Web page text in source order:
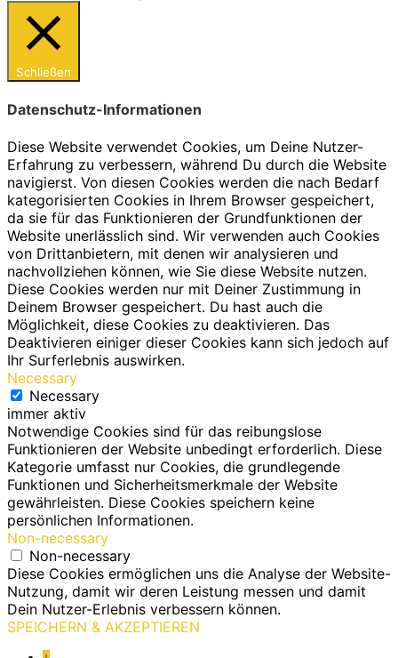
Schließen
Datenschutz-Informationen
Diese Website verwendet Cookies, um Deine Nutzer-
Erfahrung zu verbessern, während Du durch die Website
navigierst. Von diesen Cookies werden die nach Bedarf
kategorisierten Cookies in Ihrem Browser gespeichert,
da sie für das Funktionieren der Grundfunktionen der
Website unerlässlich sind. Wir verwenden auch Cookies
von Drittanbietern, mit denen wir analysieren und
nachvollziehen können, wie Sie diese Website nutzen.
Diese Cookies werden nur mit Deiner Zustimmung in
Deinem Browser gespeichert. Du hast auch die
Möglichkeit, diese Cookies zu deaktivieren. Das
Deaktivieren einiger dieser Cookies kann sich jedoch auf
Ihr Surferlebnis auswirken.
Necessary
Necessary
immer aktiv
Notwendige Cookies sind für das reibungslose
Funktionieren der Website unbedingt erforderlich. Diese
Kategorie umfasst nur Cookies, die grundlegende
Funktionen und Sicherheitsmerkmale der Website
gewährleisten. Diese Cookies speichern keine
persönlichen Informationen.
Non-necessary
Non-necessary
Diese Cookies ermöglichen uns die Analyse der Website-
Nutzung, damit wir deren Leistung messen und damit
Dein Nutzer-Erlebnis verbessern können.
SPEICHERN & AKZEPTIEREN